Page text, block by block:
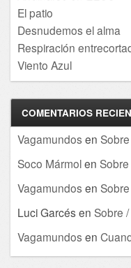
El patio
Desnudemos el alma
Respiración
Viento Azul
COMENTARIOS
Vagamundos en
Soco Mármolen
Vagamundos en
Luci Garcés en Sobre
Vagamundos en